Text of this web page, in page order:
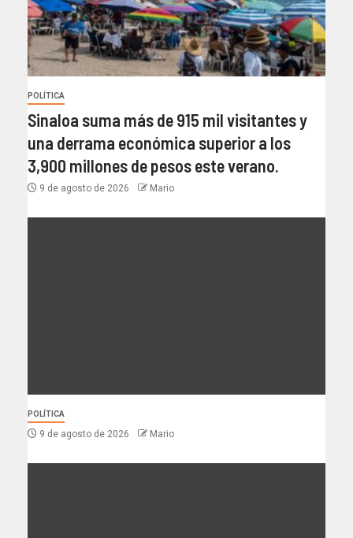
POLÍTICA
Sinaloa suma más de 915 mil visitantes y
una derrama económica superior a los
3,900 millones de pesos este verano.
9 de agosto de 2026 Mario
POLÍTICA
9 de agosto de 2026 Mario